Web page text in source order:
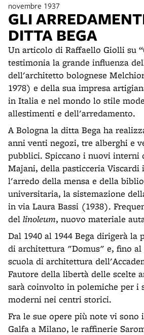
novembre 1937
GLI
DITTA BEGA
Un articolo di Raffaello Giolli su
testimonia la grande influenza
dell'architetto bolognese
1978) e della sua impresa
in Italia e nel mondo lo stile
allestimenti e dell'arredamento.
A Bologna la ditta Bega ha
anni venti negozi, tre alberghi e
pubblici. Spiccano i nuovi interni
Majani, della pasticceria Viscardi
l'arredo della mensa e della
universitaria, la sistemazione
in via Laura Bassi (1938).
del linoleum, nuovo materiale
Dal 1940 al 1944 Bega dirigerà la
di architettura "Domus" e, fino al
scuola di architettura
Fautore della libertà delle scelte
sarà coinvolto in polemiche per i
moderni nei centri storici.
Fra le sue opere più note vi sono
Galfa a Milano, le raffinerie